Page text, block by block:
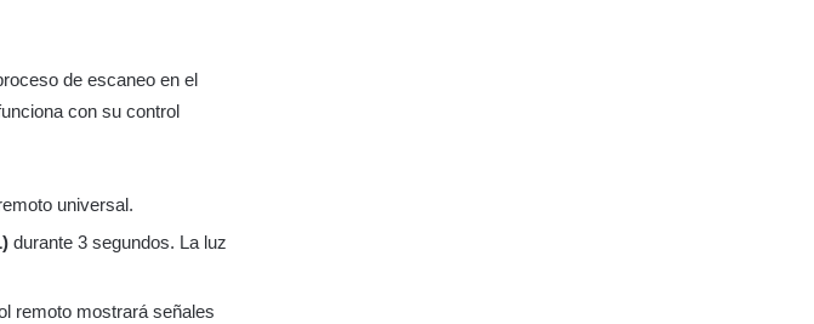
de escaneo en el
con su control
universal.
durante 3 segundos. La luz
remoto mostrará señales